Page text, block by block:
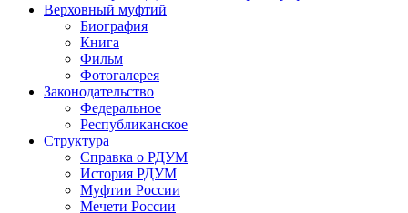
Верховный муфтий
Биография
Книга
Фильм
Фотогалерея
Законодательство
Федеральное
Республиканское
Структура
Справка о РДУМ
История РДУМ
Муфтии России
Мечети России